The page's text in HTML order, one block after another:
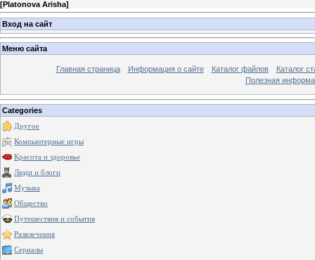
[Platonova Arisha]
Вход на сайт
Меню сайта
Главная страница Информация о сайте Каталог файлов
Каталог
Полезная
Categories
Другое
Компьютерные игры
Красота и здоровье
Люди и блоги
Музыка
Общество
Путешествия и события
Развлечения
Сериалы